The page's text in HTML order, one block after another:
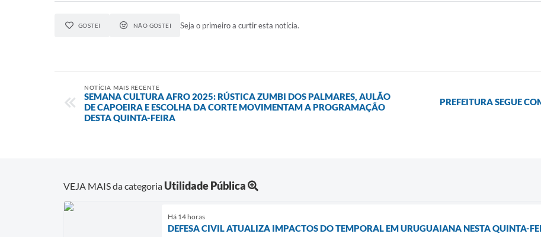
GOSTEI NÃO GOSTEI Seja o primeiro a curtir esta notícia.
NOTÍCIA MAIS RECENTE
SEMANA CULTURA AFRO 2025: RÚSTICA ZUMBI DOS PALMARES, AULÃO
DE CAPOEIRA E ESCOLHA DA CORTE MOVIMENTAM A PROGRAMAÇÃO
DESTA QUINTA-FEIRA
PREFEITURA SEGUE
VEJA MAIS da categoria Utilidade Pública
Há 14 horas
DEFESA CIVIL ATUALIZA IMPACTOS DO TEMPORAL EM URUGUAIANA NESTA QUINTA-